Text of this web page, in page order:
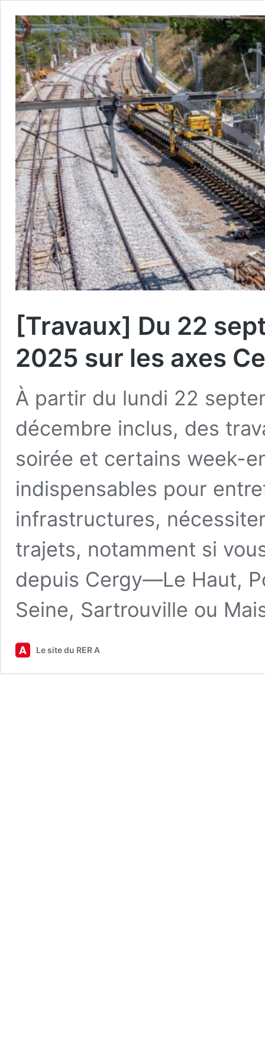
[Travaux] Du 22
2025 sur les axes
À partir du lundi 22
décembre inclus, des
soirée et certains week-
indispensables pour
infrastructures,
trajets, notamment si
depuis Cergy—Le Haut,
Seine, Sartrouville ou
Le site du RER A